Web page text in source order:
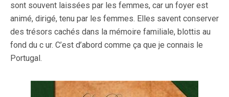
sont souvent laissées par les femmes, car un foyer est
animé, dirigé, tenu par les femmes. Elles savent conserver
des trésors cachés dans la mémoire familiale, blottis au
fond du c ur. C’est d’abord comme ça que je connais le
Portugal.